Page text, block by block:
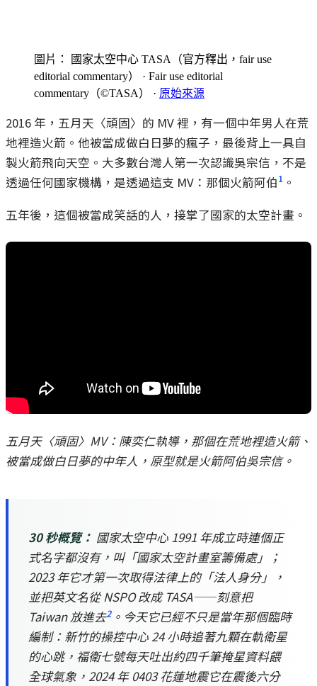
圖片： 國家太空中心 TASA（官方釋出，fair use
editorial commentary） · Fair use editorial
commentary（©TASA）
· 原始來源
2016 年，五月天〈頑固〉的 MV 裡，有一個中年男人在荒
地裡造火箭。他被當成做白日夢的瘋子，最後背上一具自
製火箭飛向天空。大多數台灣人第一次認識吳宗信，不是
透過任何國家機構，是透過這支 MV：那個火箭阿伯1 。
五年後，這個被當成笑話的人，接掌了國家的太空計畫。
五月天〈頑固〉MV：陳奕仁執導，那個在荒地裡造火箭、
被當成做白日夢的中年人，原型就是火箭阿伯吳宗信。
30 秒概覽： 國家太空中心 1991 年成立時連個正
式名字都沒有，叫「國家太空計畫室籌備處」；
2023 年它才第一次取得法律上的「法人身分」，
並把英文名從 NSPO 改成 TASA——刻意把
Taiwan 放進去2。今天它已經不只是當年那個臨時
編制：新竹的操控中心 24 小時追著九顆在軌衛星
的心跳，福衛七號每天吐出約四千筆掩星資料餵
全球氣象，2024 年 0403 花蓮地震它在震後六分